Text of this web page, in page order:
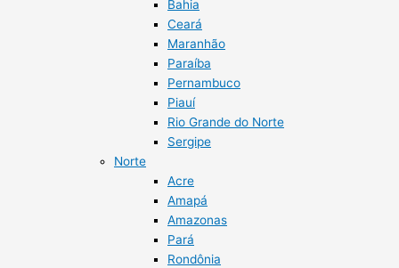
Bahia
Ceará
Maranhão
Paraíba
Pernambuco
Piauí
Rio Grande do Norte
Sergipe
Norte
Acre
Amapá
Amazonas
Pará
Rondônia